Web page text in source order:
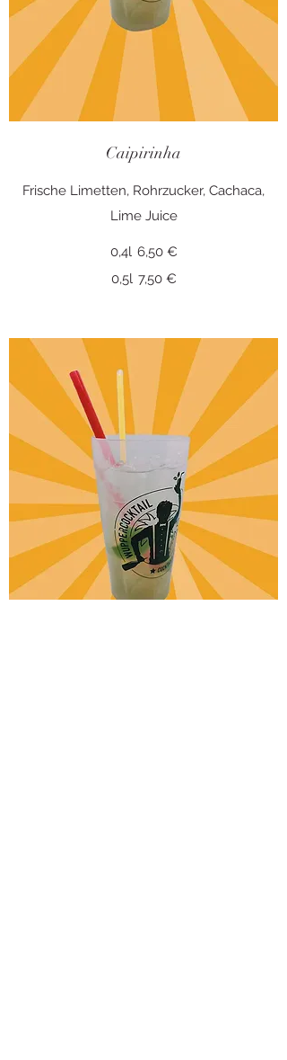
Caipirinha
Frische Limetten, Rohrzucker, Cachaca,
Lime Juice
0,4l 6,50 €
0,5l 7,50 €